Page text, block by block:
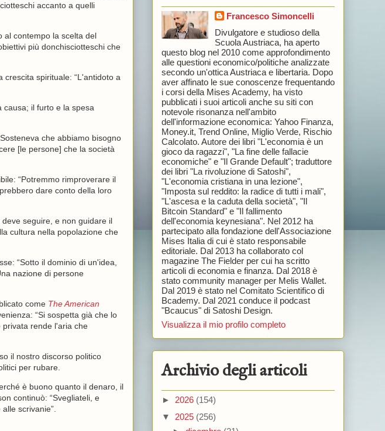
accanto a quelli
al contempo la scelta del
più donchisciotteschi che
spirituale: “L'antidoto a
causa; il furto e la spesa
che abbiamo bisogno
[le persone] che la società
“Potremmo rimproverare il
dare conto della loro
deve seguire, e non guidare il
cultura nella popolazione che
“Sotto il dominio di un'idea,
nazione di persone
come The American
“Si sospetta già che lo
rende l'aria che
il nostro discorso politico
per rubare.
è buono quanto il denaro, il
continuò: “Svegliateli, e
scrivanie”.
Francesco Simoncelli
Divulgatore e studioso della
Scuola Austriaca, ha aperto
questo blog nel 2010 come approfondimento
alle questioni economico/politiche analizzate
secondo un'ottica Austriaca e libertaria. Dopo
aver affinato le sue conoscenze frequentando
i corsi della Mises Academy, ha visto
pubblicati i suoi articoli anche su siti con
notevole risonanza nell'ambito
dell'informazione economica: Yahoo Finanza,
Money.it, Trend Online, Miglio Verde, Rischio
Calcolato. Autore dei libri "L'economia è un
gioco da ragazzi", "La fine delle fallacie
economiche" e "Il Grande Default"; traduttore
dei libri "La rivoluzione di Satoshi",
"L'economia cristiana in una lezione",
"Imposta sul reddito: la radice di tutti i mali",
"L'ascesa e la caduta della società", "Il
Bitcoin Standard" e "Il fallimento
dell'economia keynesiana". Nel 2012 ha
partecipato alla fondazione dell'Associazione
Mises Italia di cui è stato responsabile
editoriale. Dal 2013 ha collaborato col
magazine The Fielder per cui ha scritto
articoli di economia e finanza. Dal 2018 è
stato community manager per Melis Wallet.
Dal 2019 è stato nel Comitato Scientifico di
Bcademy. Dal 2021 conduce il podcast
"Bcaucus" di Satoshi Design.
Visualizza il mio profilo completo
Archivio degli articoli
► 2026 (154)
▼ 2025 (256)